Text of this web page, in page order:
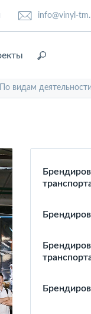
info@vinyl-
По видам деятельности